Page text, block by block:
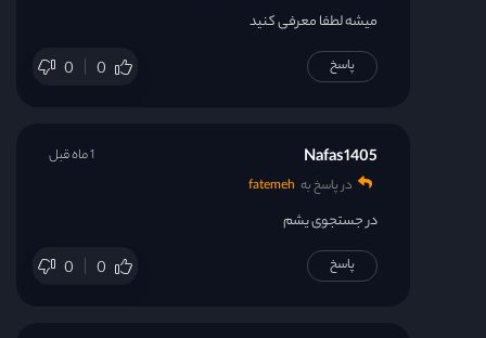
میشه لطفا معرفی کنید
0 0 پاسخ
Nafas1405
در پاسخ به fatemeh
در جستجوی یشم
0 0
1 ماه قبل
پاسخ